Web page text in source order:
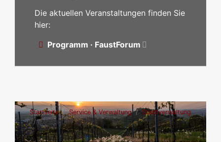
Die aktuellen Veranstaltungen finden Sie
hier:
Programm · FaustForum
Startseite Service & Verwaltung
Stadtverwaltung
Leistungen